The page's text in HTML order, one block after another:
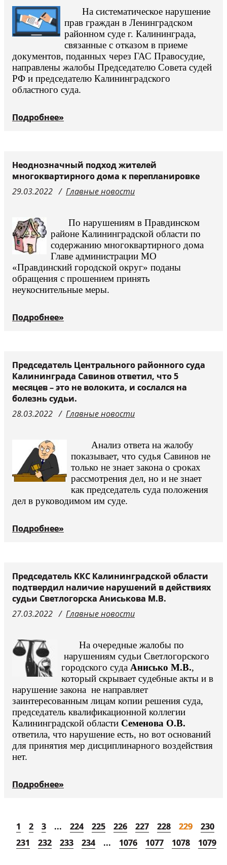
На систематическое нарушение
прав граждан в Ленинградском
районном суде г. Калининграда,
связанные с отказом в приеме
документов, поданных через ГАС Правосудие,
направлены жалобы Председателю Совета судей
РФ и председателю Калининградского
областного суда.
Подробнее»
Неоднозначный подход жителей
многоквартирного дома к перепланировке
29.03.2022
Главные новости
По нарушениям в Правдинском
районе Калининградской области по
содержанию многоквартирного дома
Главе администрации МО
«Правдинский городской округ» поданы
обращения с прошением принять
неукоснительные меры.
Подробнее»
Председатель Центрального районного суда
Калининграда Савинов ответил, что 5
месяцев – это не волокита, и сослался на
болезнь судьи.
28.03.2022
Главные новости
Анализ ответа на жалобу
показывает, что судья Савинов не
только не знает закона о сроках
рассмотрения дел, но и не знает
как председатель суда положения
дел в руководимом им суде.
Подробнее»
Председатель ККС Калининградской области
подтвердил наличие нарушений в действиях
судьи Светлогорска Аниськова М.В.
27.03.2022
Главные новости
На очередные жалобы по
нарушениям судьи Светлогорского
городского суда Анисько М.В.,
который скрывает судебные акты и в
нарушение закона не направляет
заинтересованным лицам копии решения суда,
председатель квалификационной коллегии
Калининградской области Семенова О.В.
ответила, что нарушение есть, но вот оснований
для принятия мер дисциплинарного воздействия
нет.
Подробнее»
1 2 3 ... 224 225 226 227 228 229
230
231
232 233 234 ... 1076 1077 1078 1079